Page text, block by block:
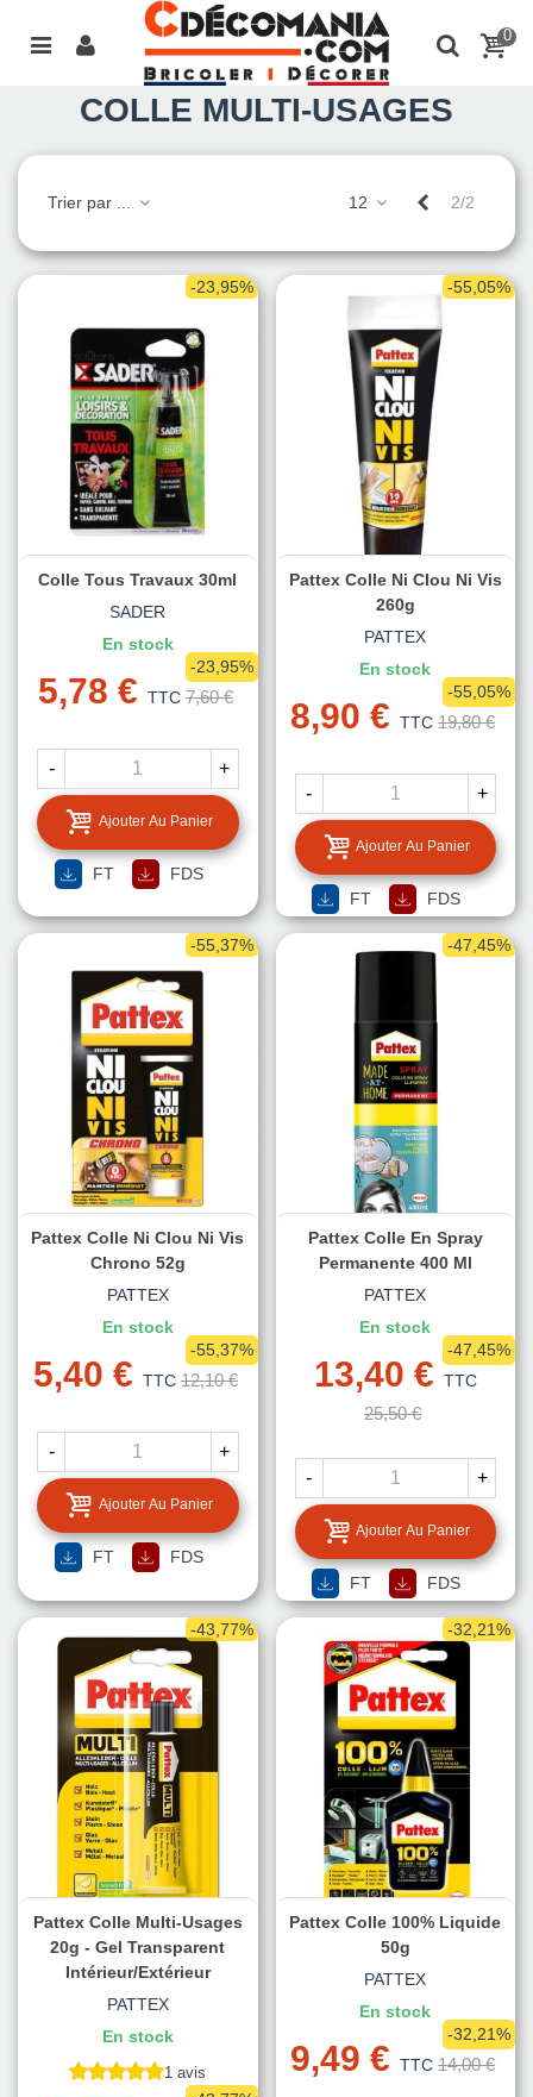
0
COLLE MULTI-USAGES
Trier par ... 12 Précédent
2/2
-23,95%
Colle Tous Travaux 30ml
SADER
En stock
5,78 € TTC 7,60 €
-23,95%
- +
Ajouter Au Panier
FT FDS
-55,05%
Pattex Colle Ni Clou Ni Vis
260g
PATTEX
En stock
8,90 € TTC 19,80 €
-55,05%
- +
Ajouter Au Panier
FT FDS
-55,37%
Pattex Colle Ni Clou Ni Vis
Chrono 52g
PATTEX
En stock
5,40 € TTC 12,10 €
-55,37%
- +
Ajouter Au Panier
FT FDS
-47,45%
Pattex Colle En Spray
Permanente 400 Ml
PATTEX
En stock
13,40 € TTC
25,50 €
-47,45%
- +
Ajouter Au Panier
FT FDS
-43,77%
Pattex Colle Multi-Usages
20g - Gel Transparent
Intérieur/extérieur
PATTEX
En stock
1 avis
-32,21%
Pattex Colle 100% Liquide
50g
PATTEX
En stock
9,49 € TTC 14,00 €
-32,21%